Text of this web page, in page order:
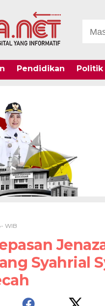
Pendidikan Politik
WIB
Syahrial